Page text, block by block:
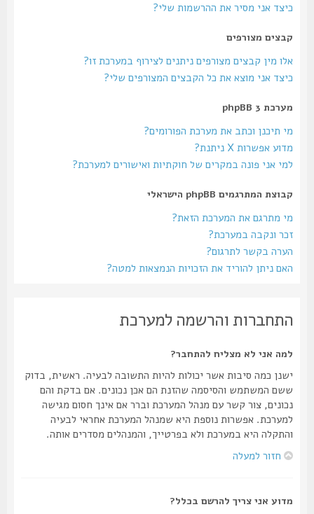
כיצד אני מסיר את ההרשמות שלי?
קבצים מצורפים
אלו מין קבצים מצורפים ניתנים לצירוף במערכת זו?
כיצד אני מוצא את כל הקבצים המצורפים שלי?
מערכת phpBB 3
מי תיכנן וכתב את מערכת הפורומים?
מדוע אפשרות X ניתנת?
למי אני פונה במקרים של חוקתיות ואישורים למערכת?
קבוצת המתרגמים phpBB הישראלי
מי מתרגם את המערכת הזאת?
זכר ונקבה במערכת?
הערה בקשר לתרגום?
האם ניתן להוריד את הזכויות הנמצאות למטה?
התחברות והרשמה למערכת
למה אני לא מצליח להתחבר?
ישנן כמה סיבות אשר יכולות להיות התשובה לבעיה. ראשית, בדוק
ששם המשתמש והסיסמה שהזנת הם אכן נכונים. אם בדקת והם
נכונים, צור קשר עם מנהל המערכת וברר אם אינך חסום מגישה
למערכת. אפשרות נוספת היא שמנהל המערכת אחראי לבעיה
והתקלה היא במערכת ולא בפרטייך, והמנהלים מסדרים אותה.
חזור למעלה
מדוע אני צריך להרשם בכלל?